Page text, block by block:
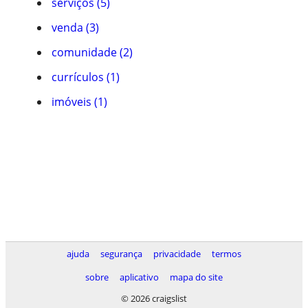
venda (3)
comunidade (2)
currículos (1)
imóveis (1)
ajuda segurança privacidade
termos
sobre
aplicativo
mapa do site
© 2026 craigslist